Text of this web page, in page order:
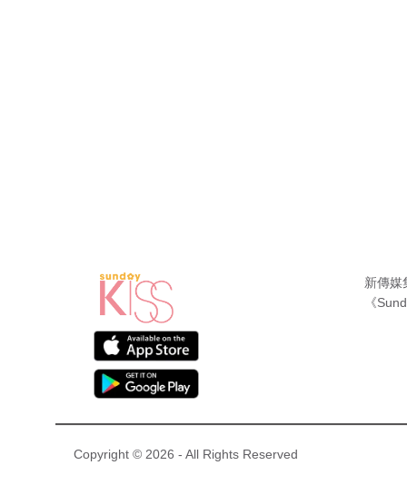
新傳媒
《
Copyright © 2026 - All Rights Reserved